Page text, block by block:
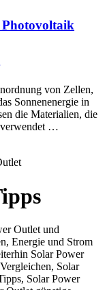
von Zellen,
Sonnenenergie in
die Materialien, die
verwendet …
Outlet und
Energie und Strom
Solar Power
Solar
Solar Power